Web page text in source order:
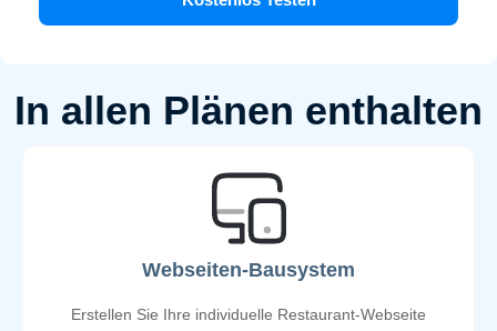
In allen Plänen enthalten
Webseiten-Bausystem
Erstellen Sie Ihre individuelle Restaurant-Webseite